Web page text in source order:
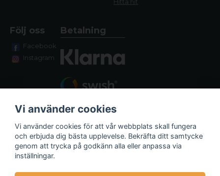
Hitta hit
Följ oss
Facebook
Instagram
Betalning
Fraktalternativ
Vi använder cookies
Vi använder cookies för att vår webbplats skall fungera
och erbjuda dig bästa upplevelse. Bekräfta ditt samtycke
genom att trycka på godkänn alla eller anpassa via
inställningar.